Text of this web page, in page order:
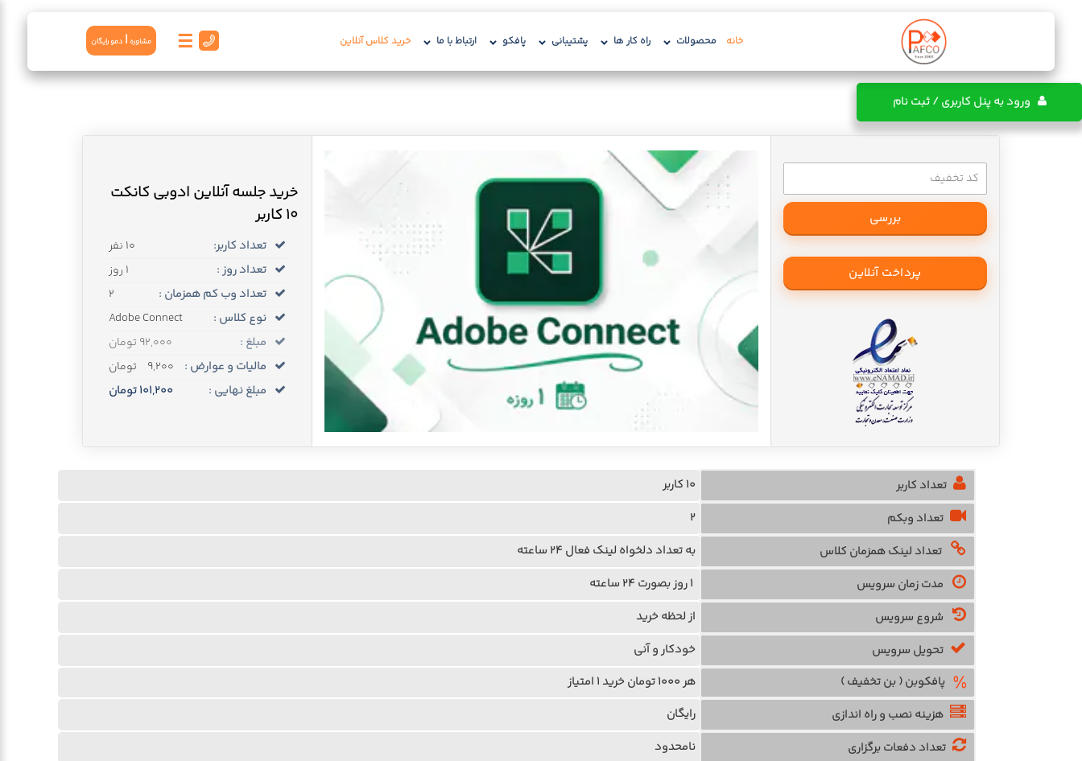
خانه محصولات راه کار ها پشتیبانی پافکو ارتباط با ما خرید کلاس آنلاین مشاوره | دمو رايگان ☰
ورود به پنل کاربری / ثبت نام
خرید جلسه آنلاین ادوبی کانکت
10 کاربر
تعداد کاربر:
10 نفر
تعداد روز :
تعداد وب کم همزمان :
2
نوع کلاس :
Adobe Connect
مبلغ :
92,000 تومان
مالیات و عوارض :
9,200
تومان
مبلغ نهایی :
101,200تومان
پرداخت آنلاین
تعداد کاربر
10 کاربر
تعداد وبکم
2
تعداد لینک همزمان کلاس
به تعداد دلخواه لینک فعال 24 ساعته
مدت زمان سرویس
شروع سرویس
از لحظه خرید
تحویل سرویس
خودکار و آنی
پافکوبن ( بن تخفیف )
هر 1000 تومان خرید 1 امتیاز
هزینه نصب و راه اندازی
رایگان
تعداد دفعات برگزاری
نامحدود